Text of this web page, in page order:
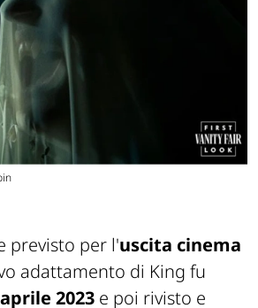
previsto per l'uscita cinema
adattamento di King fu
2023 e poi rivisto e